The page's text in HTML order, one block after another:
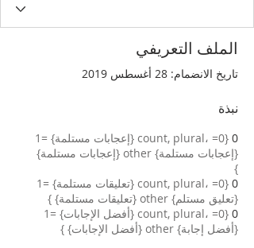
الملف التعريفي
تاريخ الانضمام: 28 أغسطس 2019
نبذة
0
{count, plural، =0 {إعجابات مستلمة} =1
{إعجابات مستلمة} other {إعجابات مستلمة}
}
0
{count, plural، =0 {تعليقات مستلمة} =1
{تعليق مستلم} other {تعليقات مستلمة} }
0
{count, plural، =0 {أفضل الإجابات} =1
{أفضل إجابة} other {أفضل الإجابات} }